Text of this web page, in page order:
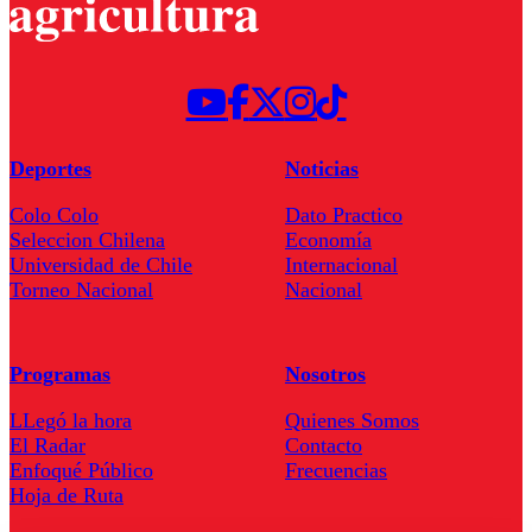
Deportes
Colo Colo
Seleccion Chilena
Universidad de Chile
Torneo Nacional
Noticias
Dato Practico
Economía
Internacional
Nacional
Programas
LLegó la hora
El Radar
Enfoqué Público
Hoja de Ruta
Nosotros
Quienes Somos
Contacto
Frecuencias